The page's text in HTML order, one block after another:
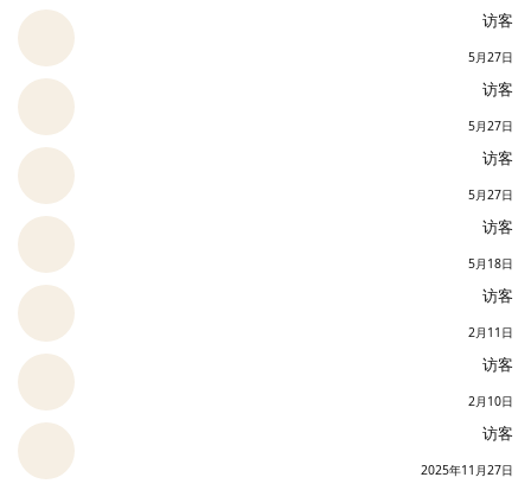
访客
5月27日
访客
5月27日
访客
5月27日
访客
5月18日
访客
2月11日
访客
2月10日
访客
2025年11月27日